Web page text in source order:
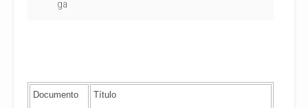
ga
Documento Título